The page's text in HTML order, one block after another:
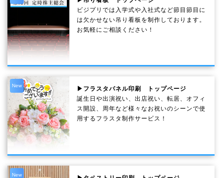
ビジプリでは入学式や入社式など節目節目に
は欠かせない吊り看板を制作しております。
お気軽にご相談ください！
New
▶フラスタパネル印刷 トップページ
誕生日や出演祝い、出店祝い、転居、オフィ
ス開設、周年など様々なお祝いのシーンで使
用するフラスタ制作サービス！
New